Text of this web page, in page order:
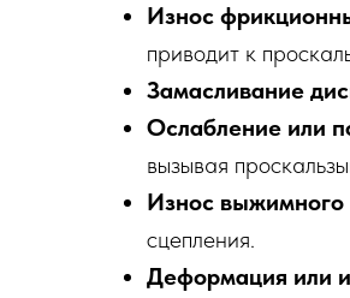
Износ
приводит к
Замасливание
Ослабление или
вызывая
Износ
сцепления.
Деформация или